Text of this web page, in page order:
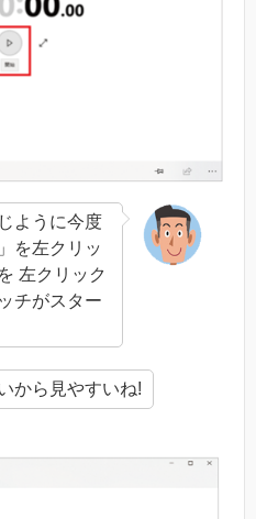
ように今度
を左クリッ
左クリック
チがスター
から見やすいね!